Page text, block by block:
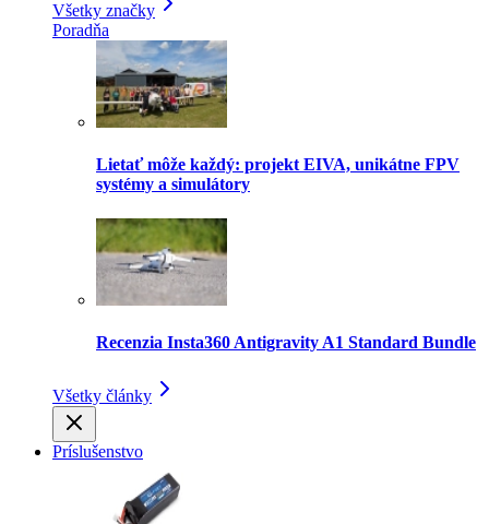
Všetky značky
Poradňa
Lietať môže každý: projekt EIVA, unikátne FPV
systémy a simulátory
Recenzia Insta360 Antigravity A1 Standard Bundle
Všetky články
Príslušenstvo